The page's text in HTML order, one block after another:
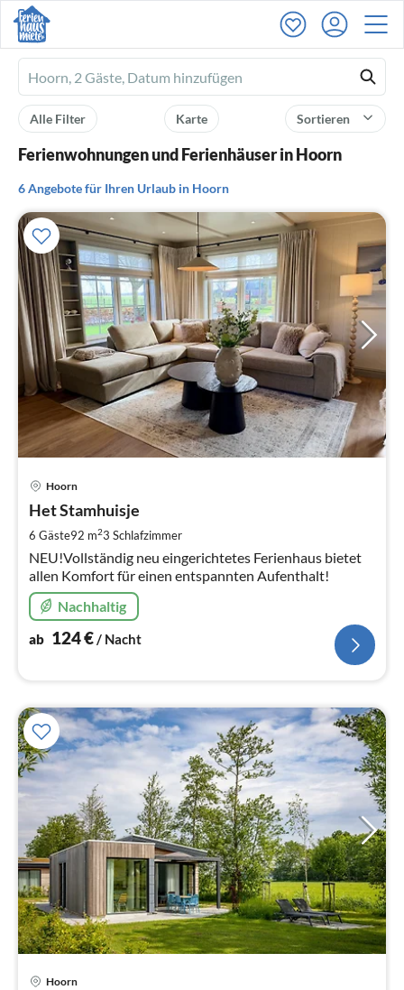
Ferienhausmiete
logo
Sortieren
Karte
Alle Filter
Ferienwohnungen und Ferienhäuser in Hoorn
6 Angebote für Ihren Urlaub in Hoorn
Hoorn
Het Stamhuisje
6 Gäste92 m23 Schlafzimmer
NEU!Vollständig neu eingerichtetes Ferienhaus bietet
allen Komfort für einen entspannten Aufenthalt!
Nachhaltig
ab 124€/ Nacht
Hoorn